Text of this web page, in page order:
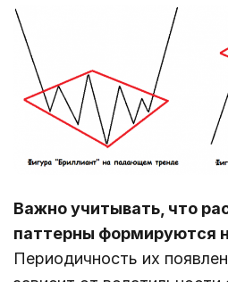
Важно учитывать, что
паттерны формируются
Периодичность их